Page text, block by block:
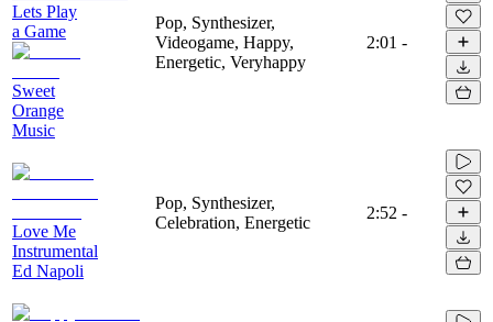
Lets Play
a Game
Sweet
Orange
Music
Pop, Synthesizer,
Videogame, Happy,
Energetic, Veryhappy
2:01 -
Love Me
Instrumental
Ed Napoli
Pop, Synthesizer,
Celebration, Energetic
2:52 -